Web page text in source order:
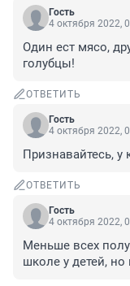
Гость
4 октября 2022,
Один ест мясо,
голубцы!
ОТВЕТИТЬ
Гость
4 октября 2022,
Признавайтесь, у
ОТВЕТИТЬ
Гость
4 октября 2022,
Меньше всех
школе у детей, но